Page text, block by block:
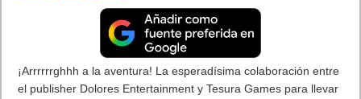
¡Arrrrrrghhh a la aventura! La esperadísima colaboración entre
el publisher Dolores Entertainment y Tesura Games para llevar